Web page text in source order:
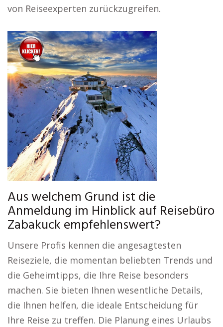
von Reiseexperten zurückzugreifen.
Aus welchem Grund ist die
Anmeldung im Hinblick auf Reisebüro
Zabakuck empfehlenswert?
Unsere Profis kennen die angesagtesten
Reiseziele, die momentan beliebten Trends und
die Geheimtipps, die Ihre Reise besonders
machen. Sie bieten Ihnen wesentliche Details,
die Ihnen helfen, die ideale Entscheidung für
Ihre Reise zu treffen. Die Planung eines Urlaubs